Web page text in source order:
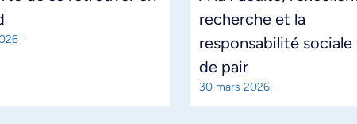
recherche et la
responsabilité
de pair
30 mars 2026